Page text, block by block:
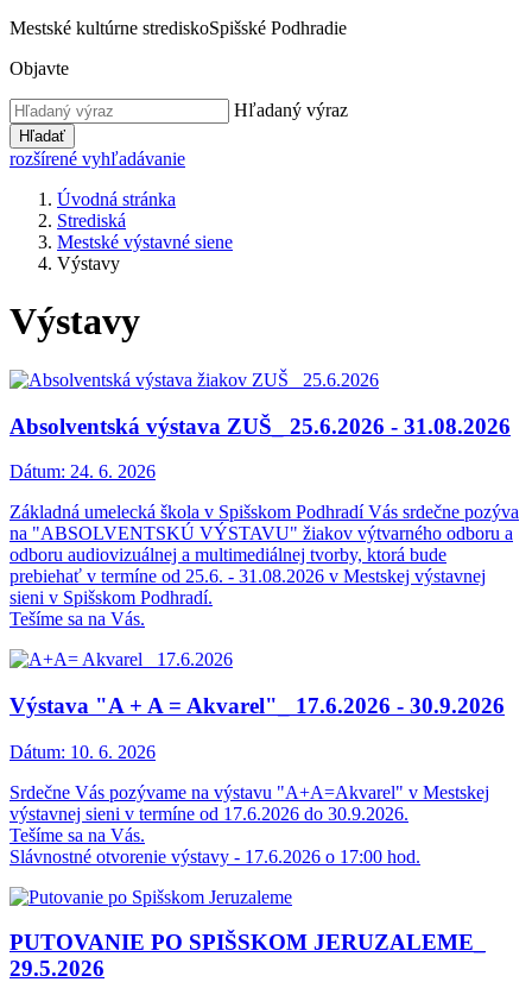
Mestské kultúrne strediskoSpišské Podhradie
Objavte
Hľadaný výraz
Hľadať
rozšírené vyhľadávanie
Úvodná stránka
Strediská
Mestské výstavné siene
Výstavy
Výstavy
Absolventská výstava ZUŠ_ 25.6.2026 - 31.08.2026
Dátum: 24. 6. 2026
Základná umelecká škola v Spišskom Podhradí Vás srdečne pozýva
na "ABSOLVENTSKÚ VÝSTAVU" žiakov výtvarného odboru a
odboru audiovizuálnej a multimediálnej tvorby, ktorá bude
prebiehať v termíne od 25.6. - 31.08.2026 v Mestskej výstavnej
sieni v Spišskom Podhradí.
Tešíme sa na Vás.
Výstava "A + A = Akvarel"_ 17.6.2026 - 30.9.2026
Dátum: 10. 6. 2026
Srdečne Vás pozývame na výstavu "A+A=Akvarel" v Mestskej
výstavnej sieni v termíne od 17.6.2026 do 30.9.2026.
Tešíme sa na Vás.
Slávnostné otvorenie výstavy - 17.6.2026 o 17:00 hod.
PUTOVANIE PO SPIŠSKOM JERUZALEME_
29.5.2026